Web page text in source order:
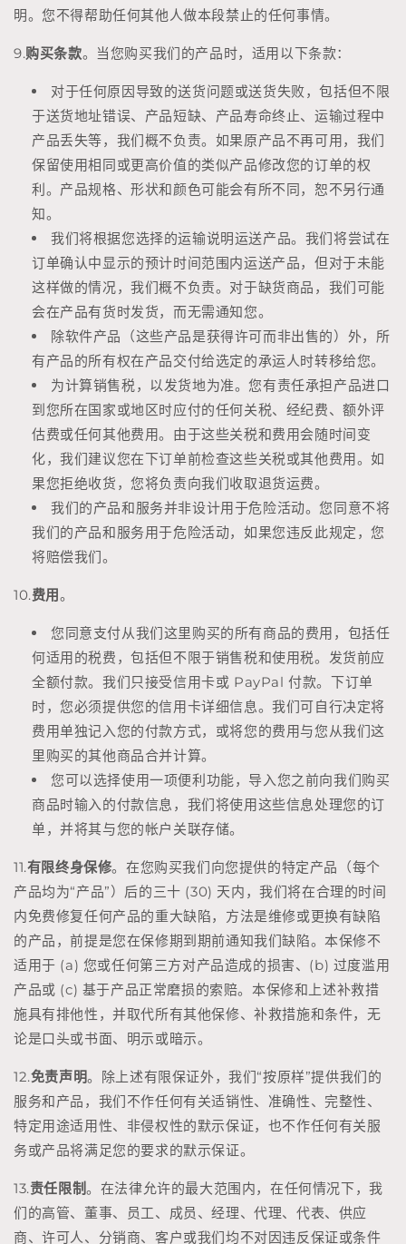
明。您不得帮助任何其他人做本段禁止的任何事情。
9.购买条款。当您购买我们的产品时，适用以下条款：
对于任何原因导致的送货问题或送货失败，包括但不限
于送货地址错误、产品短缺、产品寿命终止、运输过程中
产品丢失等，我们概不负责。如果原产品不再可用，我们
保留使用相同或更高价值的类似产品修改您的订单的权
利。产品规格、形状和颜色可能会有所不同，恕不另行通
知。
我们将根据您选择的运输说明运送产品。我们将尝试在
订单确认中显示的预计时间范围内运送产品，但对于未能
这样做的情况，我们概不负责。对于缺货商品，我们可能
会在产品有货时发货，而无需通知您。
除软件产品（这些产品是获得许可而非出售的）外，所
有产品的所有权在产品交付给选定的承运人时转移给您。
为计算销售税，以发货地为准。您有责任承担产品进口
到您所在国家或地区时应付的任何关税、经纪费、额外评
估费或任何其他费用。由于这些关税和费用会随时间变
化，我们建议您在下订单前检查这些关税或其他费用。如
果您拒绝收货，您将负责向我们收取退货运费。
我们的产品和服务并非设计用于危险活动。您同意不将
我们的产品和服务用于危险活动，如果您违反此规定，您
将赔偿我们。
10.费用。
您同意支付从我们这里购买的所有商品的费用，包括任
何适用的税费，包括但不限于销售税和使用税。发货前应
全额付款。我们只接受信用卡或 PayPal 付款。下订单
时，您必须提供您的信用卡详细信息。我们可自行决定将
费用单独记入您的付款方式，或将您的费用与您从我们这
里购买的其他商品合并计算。
您可以选择使用一项便利功能，导入您之前向我们购买
商品时输入的付款信息，我们将使用这些信息处理您的订
单，并将其与您的帐户关联存储。
11.有限终身保修。在您购买我们向您提供的特定产品（每个
产品均为“产品”）后的三十 (30) 天内，我们将在合理的时间
内免费修复任何产品的重大缺陷，方法是维修或更换有缺陷
的产品，前提是您在保修期到期前通知我们缺陷。本保修不
适用于 (a) 您或任何第三方对产品造成的损害、(b) 过度滥用
产品或 (c) 基于产品正常磨损的索赔。本保修和上述补救措
施具有排他性，并取代所有其他保修、补救措施和条件，无
论是口头或书面、明示或暗示。
12.免责声明。除上述有限保证外，我们“按原样”提供我们的
服务和产品，我们不作任何有关适销性、准确性、完整性、
特定用途适用性、非侵权性的默示保证，也不作任何有关服
务或产品将满足您的要求的默示保证。
13.责任限制。在法律允许的最大范围内，在任何情况下，我
们的高管、董事、员工、成员、经理、代理、代表、供应
商、许可人、分销商、客户或我们均不对因违反保证或条件